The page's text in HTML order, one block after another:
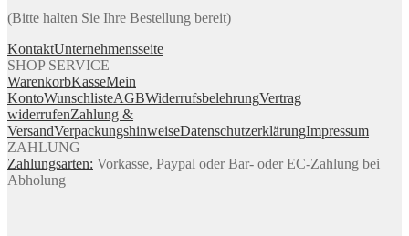
(Bitte halten Sie Ihre Bestellung bereit)
KontaktUnternehmensseite
SHOP SERVICE
WarenkorbKasseMein
KontoWunschlisteAGBWiderrufsbelehrungVertrag
widerrufenZahlung &
VersandVerpackungshinweiseDatenschutzerklärungImpressum
ZAHLUNG
Zahlungsarten: Vorkasse, Paypal oder Bar- oder EC-Zahlung bei
Abholung